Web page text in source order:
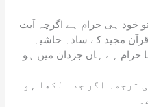
تو خود ہی حرام ہے اگرچہ آیت
مجید کے سادہ حاشیہ
حرام ہے ہاں جزدان میں ہو
ترجمہ اگر جدا لکھا ہو